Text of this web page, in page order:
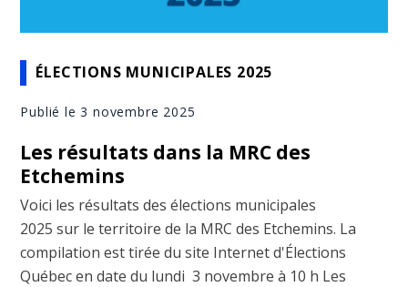
ÉLECTIONS MUNICIPALES 2025
Publié le 3 novembre 2025
Les résultats dans la MRC des
Etchemins
Voici les résultats des élections municipales
2025 sur le territoire de la MRC des Etchemins. La
compilation est tirée du site Internet d'Élections
Québec en date du lundi 3 novembre à 10 h Les